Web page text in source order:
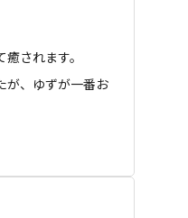
されます。
が、ゆずが一番お
ます。